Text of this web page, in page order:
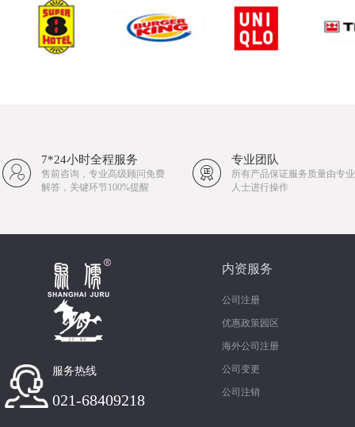
7*24小时全程服务
售前咨询，专业高级顾问免费
解答，关键环节100%提醒
专业团队
所有产品保证服务质量由专业
人士进行操作
服务热线
021-68409218
内资服务
公司注册
优惠政策园区
海外公司注册
公司变更
公司注销